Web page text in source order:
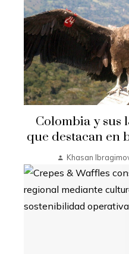
Colombia y sus
que destacan en
Khasan